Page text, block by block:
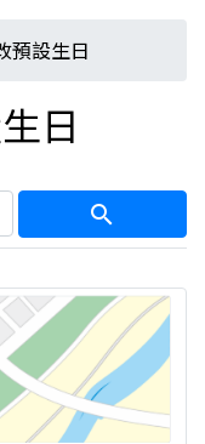
預設生日
日
search